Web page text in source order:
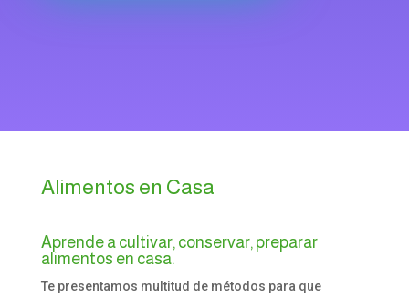
Alimentos en Casa
Aprende a cultivar, conservar, preparar
alimentos en casa.
Te presentamos multitud de métodos para que